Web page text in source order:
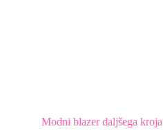
Modni blazer daljšega kroja